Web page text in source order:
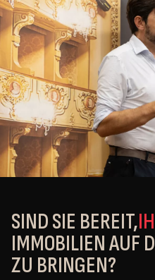
SIND SIE BEREIT,
IMMOBILIEN AUF
ZU BRINGEN?